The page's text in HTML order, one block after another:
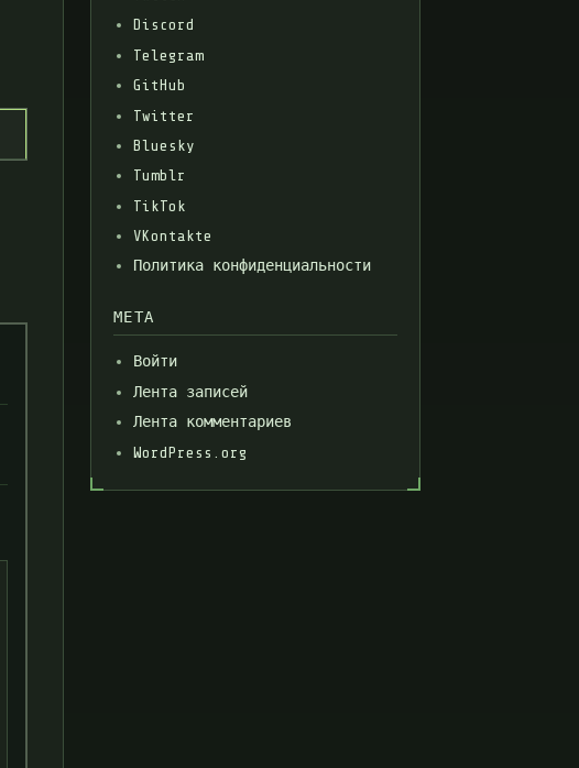
Discord
Telegram
GitHub
Twitter
Bluesky
Tumblr
TikTok
VKontakte
Политика конфиденциальности
МЕТА
Войти
Лента записей
Лента комментариев
WordPress.org